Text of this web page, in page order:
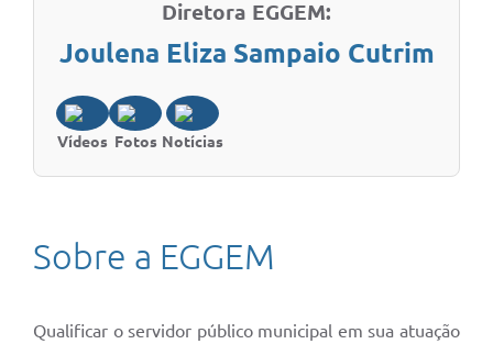
Diretora EGGEM:
Joulena Eliza Sampaio Cutrim
Vídeos Fotos Notícias
Sobre a EGGEM
Qualificar o servidor público municipal em sua atuação